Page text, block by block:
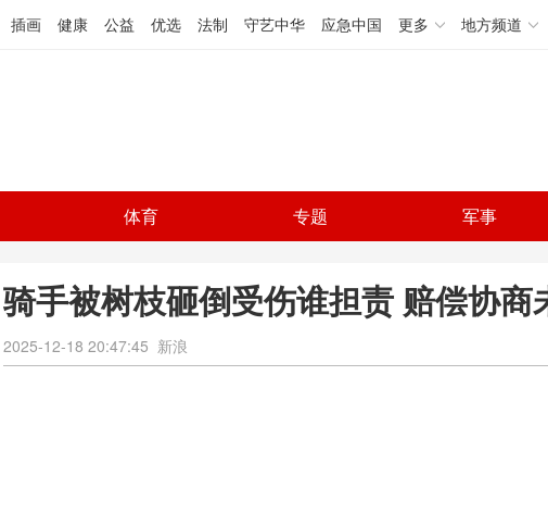
插画 健康 公益 优选 法制 守艺中华 应急中国 更多 地方频道
体育 专题 军事
骑手被树枝砸倒受伤谁担责 赔偿协商
2025-12-18 20:47:45 新浪